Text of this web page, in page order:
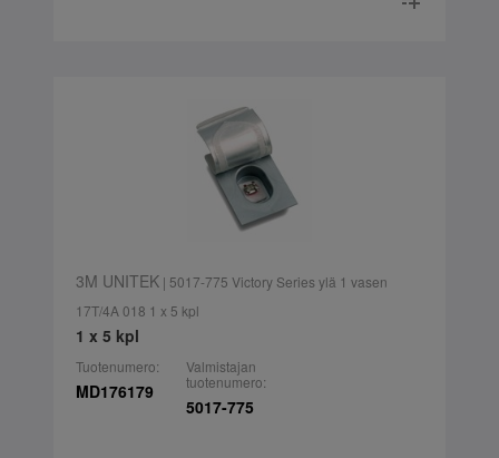
3M UNITEK| 5017-775 Victory Series ylä 1 vasen
17T/4A 018 1 x 5 kpl
1 x 5 kpl
Tuotenumero:
MD176179
Valmistajan
tuotenumero:
5017-775